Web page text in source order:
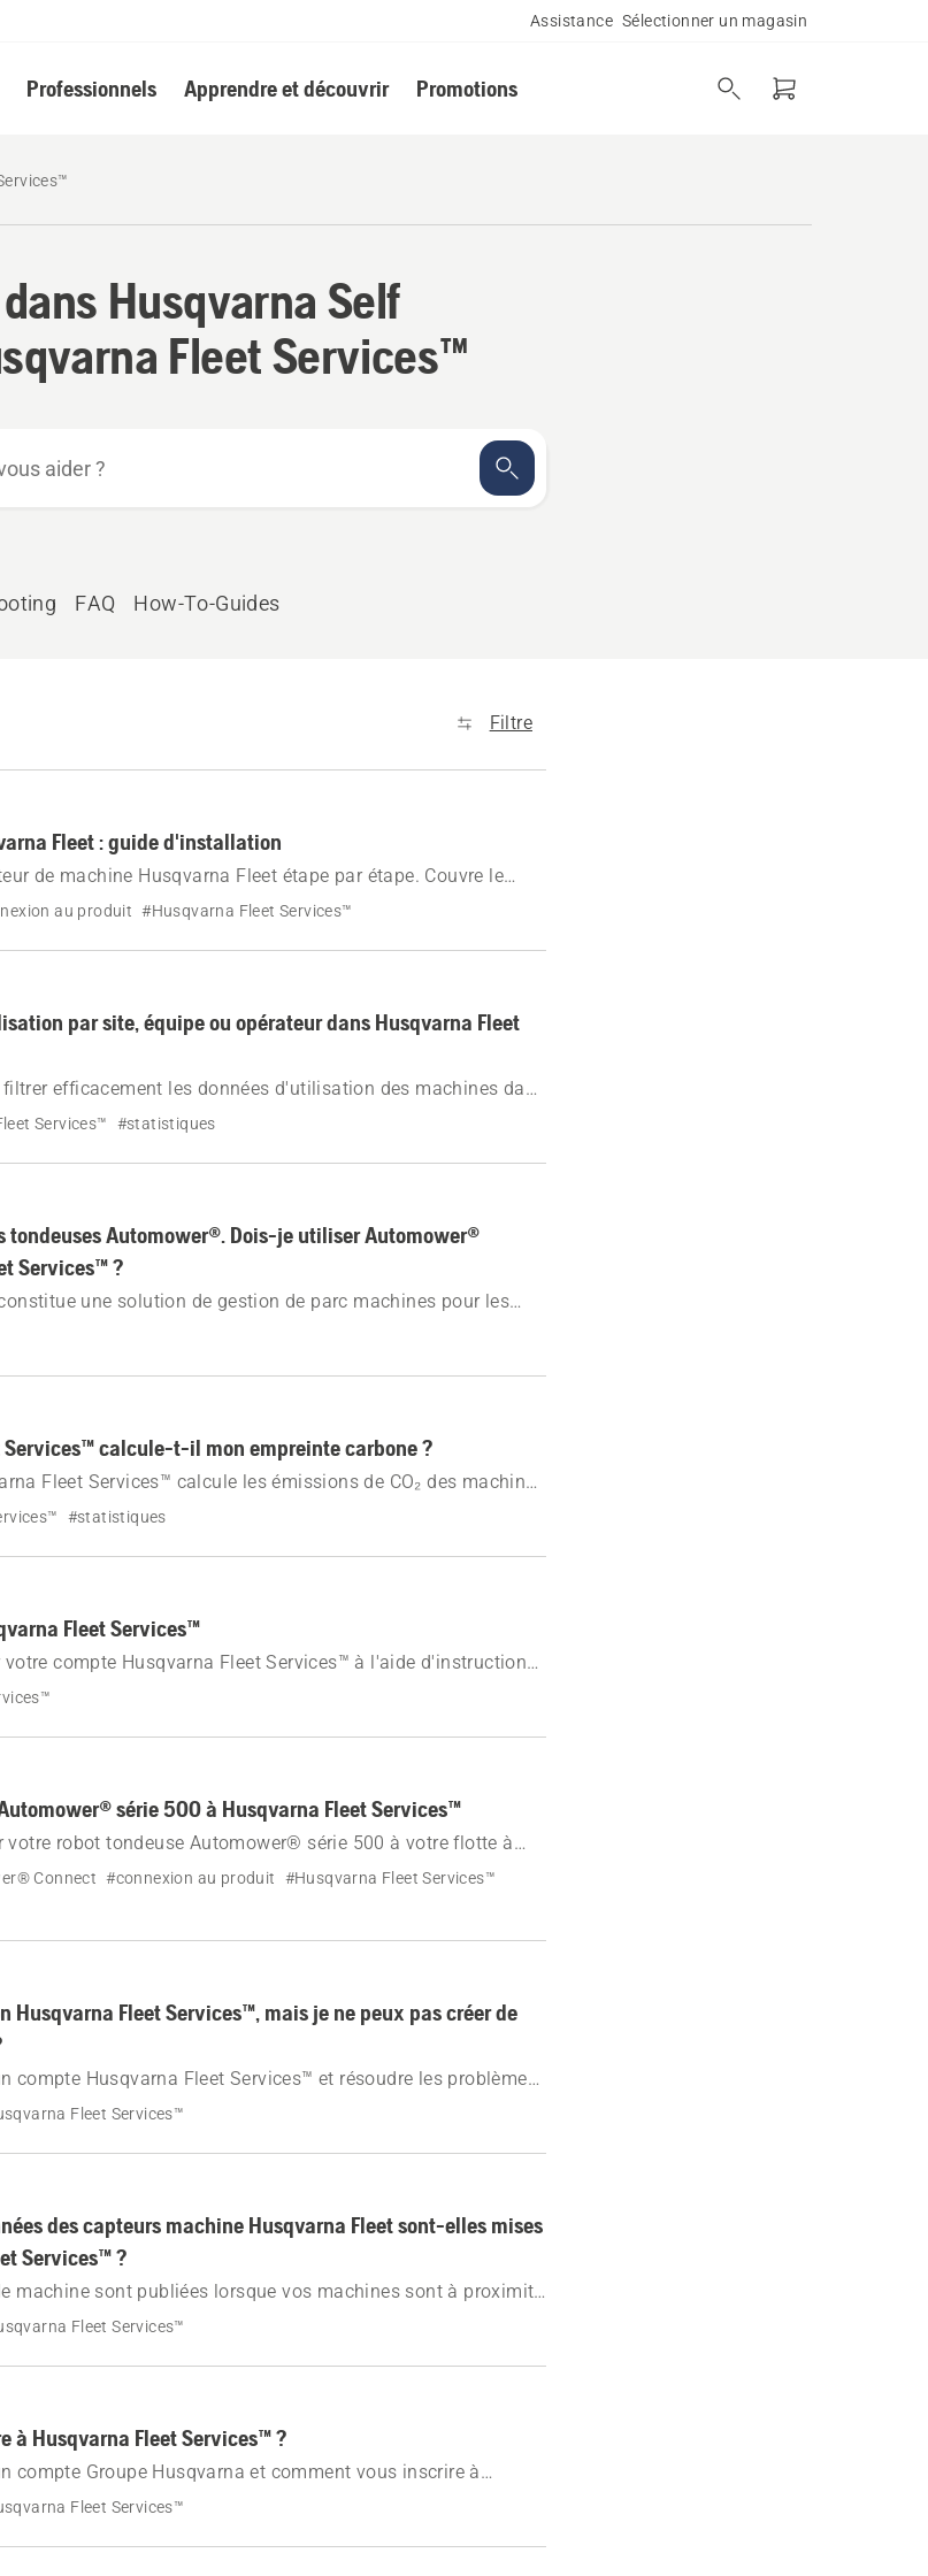
Assistance Sélectionner un magasin
Professionnels Apprendre et découvrir Promotions
Husqvarna Self
Fleet Services™
FAQ How-To-Guides
Filtre
Fleet : guide d'installation
de machine Husqvarna Fleet étape par étape. Couvre le
LED et la connexion de la machine à Fleet Services™
au produit #Husqvarna Fleet Services™
par site, équipe ou opérateur dans Husqvarna Fleet
efficacement les données d'utilisation des machines dans
optimisant leur dénomination.
Services™ #statistiques
tondeuses Automower®. Dois-je utiliser Automower®
Services™ ?
une solution de gestion de parc machines pour les
de suivre et de gérer différents types d'équipements
Services™ calcule-t-il mon empreinte carbone ?
Fleet Services™ calcule les émissions de CO₂ des machines
à partir des facteurs d'émission spécifiques et des données
#statistiques
Fleet Services™
compte Husqvarna Fleet Services™ à l'aide d'instructions
requis. Suppression immédiate après confirmation.
série 500 à Husqvarna Fleet Services™
votre robot tondeuse Automower® série 500 à votre flotte à
Fleet Services™.
Connect #connexion au produit
#Husqvarna Fleet Services™
Fleet Services™, mais je ne peux pas créer de
compte Husqvarna Fleet Services™ et résoudre les problèmes
adresse e-mail est liée à un seul compte Fleet pour un
Fleet Services™
des capteurs machine Husqvarna Fleet sont-elles mises
Services™ ?
machine sont publiées lorsque vos machines sont à proximité
Services™ ou Gateway. Découvrez comment et quand
Fleet Services™
à Husqvarna Fleet Services™ ?
compte Groupe Husqvarna et comment vous inscrire à
Fleet Services™